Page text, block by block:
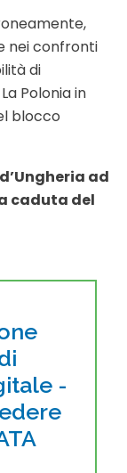
nei confronti
di
Polonia in
blocco
ad
caduta del
-